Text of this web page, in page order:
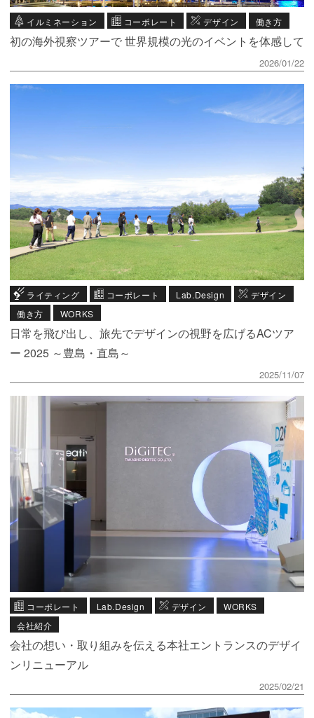
イルミネーション コーポレート デザイン 働き方
初の海外視察ツアーで 世界規模の光のイベントを体感して
2026/01/22
ライティング コーポレート Lab.Design
デザイン
働き方
WORKS
日常を飛び出し、旅先でデザインの視野を広げるACツア
ー 2025 ～豊島・直島～
2025/11/07
コーポレート Lab.Design デザイン
WORKS
会社紹介
会社の想い・取り組みを伝える本社エントランスのデザイ
ンリニューアル
2025/02/21